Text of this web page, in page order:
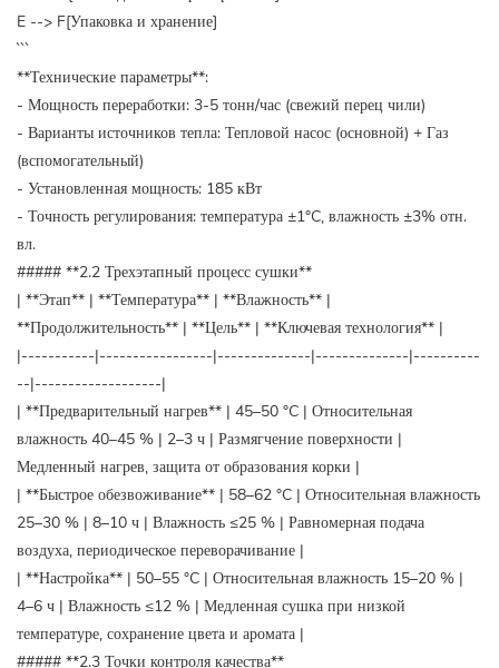
E --> F[Упаковка и хранение]
```
**Технические параметры**:
- Мощность переработки: 3-5 тонн/час (свежий перец чили)
- Варианты источников тепла: Тепловой насос (основной) + Газ
(вспомогательный)
- Установленная мощность: 185 кВт
- Точность регулирования: температура ±1°C, влажность ±3% отн.
вл.
##### **2.2 Трехэтапный процесс сушки**
| **Этап** | **Температура** | **Влажность** |
**Продолжительность** | **Цель** | **Ключевая технология** |
|-----------|-----------------|--------------|--------------|----------
--|-------------------|
| **Предварительный нагрев** | 45–50 °C | Относительная
влажность 40–45 % | 2–3 ч | Размягчение поверхности |
Медленный нагрев, защита от образования корки |
| **Быстрое обезвоживание** | 58–62 °C | Относительная влажность
25–30 % | 8–10 ч | Влажность ≤25 % | Равномерная подача
воздуха, периодическое переворачивание |
| **Настройка** | 50–55 °C | Относительная влажность 15–20 % |
4–6 ч | Влажность ≤12 % | Медленная сушка при низкой
температуре, сохранение цвета и аромата |
##### **2.3 Точки контроля качества**